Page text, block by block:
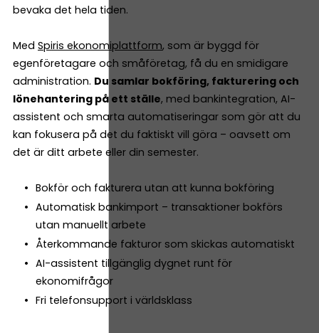
bevaka det hela tiden.
Med Spiris ekonomiplattform, som är byggd för
egenföretagare och småföretag, få du en smidigare
administration. Du samlar bokföring, fakturering och
lönehantering på ett ställe, med bankintegration, AI-
assistent och smarta automatiseringar som gör att du
kan fokusera på det du faktiskt vill göra – oavsett om
det är ditt arbete eller din semester.
Bokför och fakturera utan att kunna bokföring
Automatisk bankimport – transaktioner bokförs
utan manuellt arbete
Återkommande fakturor som skickas automatiskt
AI-assistent tillgänglig dygnet runt för
ekonomifrågor
Fri telefonsupport i världsklass